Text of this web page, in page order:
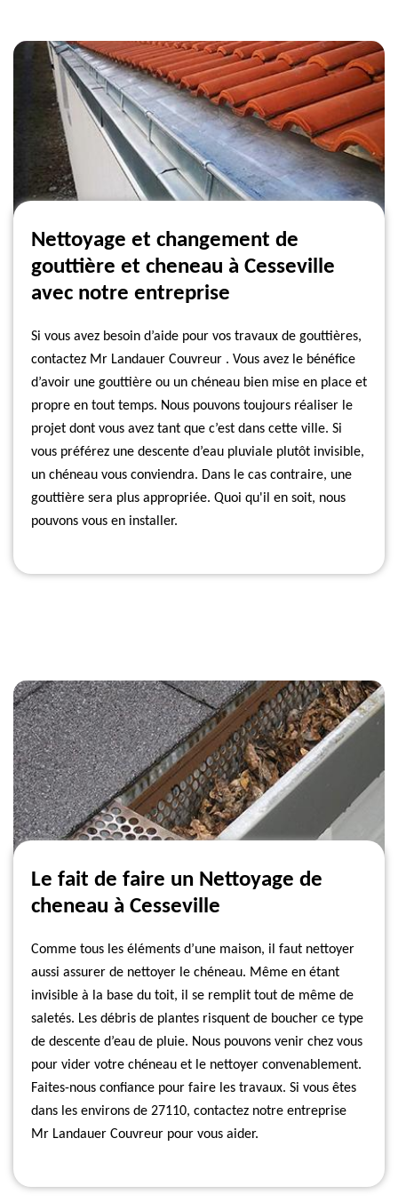
Nettoyage et changement de
gouttière et cheneau à Cesseville
avec notre entreprise
Si vous avez besoin d’aide pour vos travaux de gouttières,
contactez Mr Landauer Couvreur . Vous avez le bénéfice
d’avoir une gouttière ou un chéneau bien mise en place et
propre en tout temps. Nous pouvons toujours réaliser le
projet dont vous avez tant que c’est dans cette ville. Si
vous préférez une descente d’eau pluviale plutôt invisible,
un chéneau vous conviendra. Dans le cas contraire, une
gouttière sera plus appropriée. Quoi qu'il en soit, nous
pouvons vous en installer.
Le fait de faire un Nettoyage de
cheneau à Cesseville
Comme tous les éléments d’une maison, il faut nettoyer
aussi assurer de nettoyer le chéneau. Même en étant
invisible à la base du toit, il se remplit tout de même de
saletés. Les débris de plantes risquent de boucher ce type
de descente d’eau de pluie. Nous pouvons venir chez vous
pour vider votre chéneau et le nettoyer convenablement.
Faites-nous confiance pour faire les travaux. Si vous êtes
dans les environs de 27110, contactez notre entreprise
Mr Landauer Couvreur pour vous aider.